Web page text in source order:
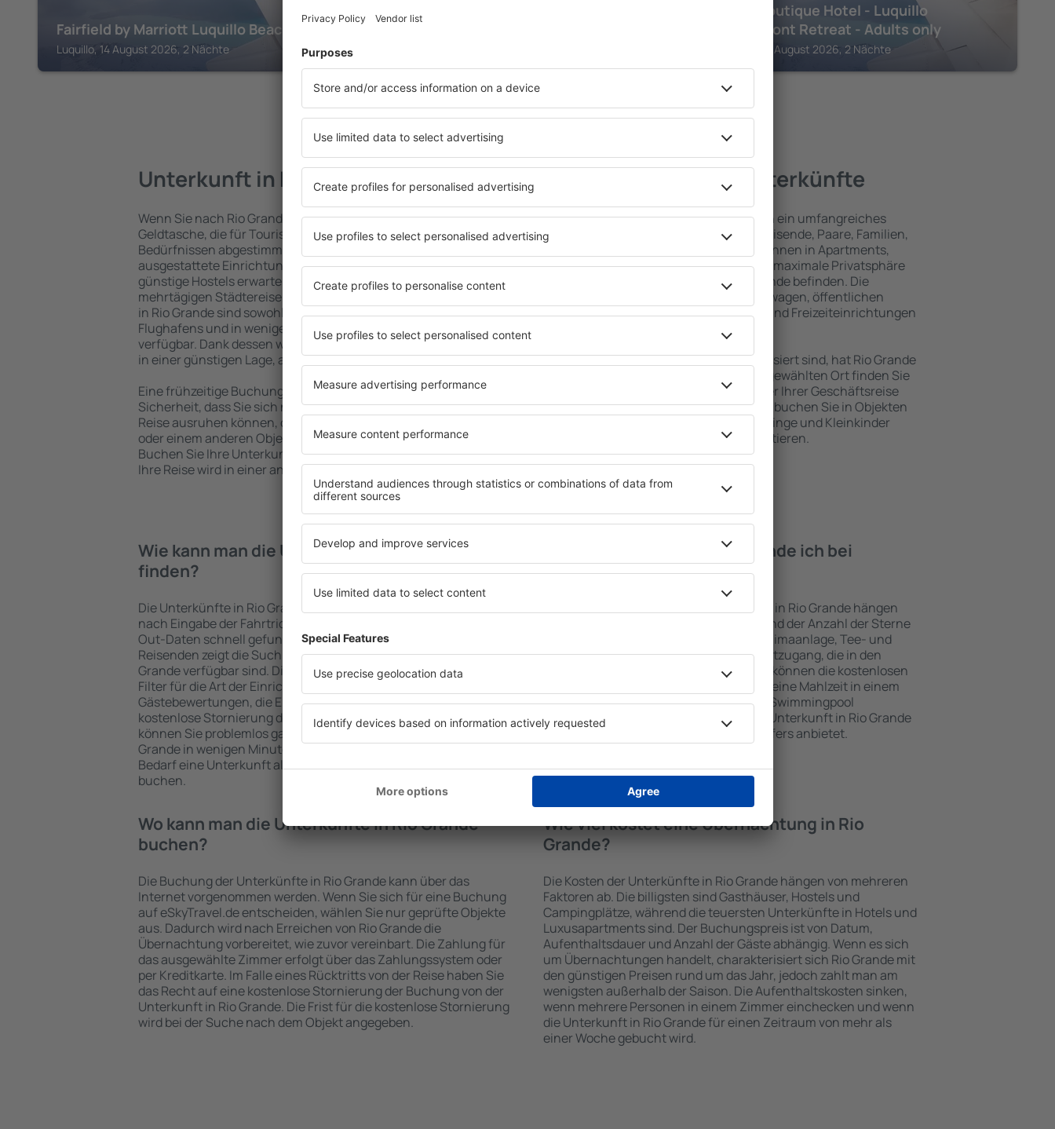
Fairfield by Marriott Luquillo Beach
Luquillo, 14 August 2026, 2 Nächte
Selva Boutique Hotel - Luquillo
Oceanfront Retreat - Adults only
Luquillo, 14 August 2026, 2 Nächte
Mehr Angebote prüfen in Rio Grande
Unterkunft in Rio Grande
Wenn Sie nach Rio Grande reisen, finden Sie Unterkünfte für jede
Geldtasche, die für Touristen mit unterschiedlichen
Bedürfnissen abgestimmt sind. Geräumige und komfortabel
ausgestattete Einrichtungen mit vielen Annehmlichkeiten und
günstige Hostels erwarten die Besucher, wo sie während einer
mehrtägigen Städtereise übernachten können. Die Unterkünfte
in Rio Grande sind sowohl im Zentrum als auch in der Nähe des
Flughafens und in weniger beliebten Stadtteilen oder Regionen
verfügbar. Dank dessen wählen Sie eine Unterkunft in Rio Grande
in einer günstigen Lage, abhängig von Ihren weiteren Vorhaben.
Eine frühzeitige Buchung der Unterkunft in Rio Grande gibt die
Sicherheit, dass Sie sich nach dem Erreichen des Ziels nach der
Reise ausruhen können, ohne nach einem Hotel, einer Wohnung
oder einem anderen Objekt für Reisende suchen zu müssen.
Buchen Sie Ihre Unterkunft vor dem Besuch von Rio Grande und
Ihre Reise wird in einer angenehmeren Atmosphäre verlaufen.
Rio Grande – beste Unterkünfte
Die Unterkünfte in Rio Grande umfassen ein umfangreiches
Angebot von vielen Objekten für Alleinreisende, Paare, Familien,
Senioren und Gruppen. Die Besucher können in Apartments,
Hotels und Pensionen übernachten, die maximale Privatsphäre
bieten und sich im Zentrum von Rio Grande befinden. Die
Annehmlichkeiten wie die Nähe zu Mietwagen, öffentlichen
Verkehrsmitteln, Geschäften, Service- und Freizeiteinrichtungen
Wenn Sie an Luxusunterkünften interessiert sind, hat Rio Grande
ein breites Angebot für Sie. An dem ausgewählten Ort finden Sie
alles, was Sie während Ihres Urlaubs oder Ihrer Geschäftsreise
benötigen. Die Unterkunft in Rio Grande buchen Sie in Objekten
mit Einrichtungen für Behinderte, Säuglinge und Kleinkinder
sowie für Reisende zusammen mit Haustieren.
Wie kann man die Unterkünfte in Rio Grande
finden?
Die Unterkünfte in Rio Grande werden von der Suchmaschine
nach Eingabe der Fahrtrichtung und der Check-In- und Check-
Out-Daten schnell gefunden. Nach Auswahl der Anzahl der
Reisenden zeigt die Suchmaschine an, welche Unterkünfte in Rio
Grande verfügbar sind. Die Auswahl der Unterkunft wird durch
Filter für die Art der Einrichtung und die Anzahl der Sterne, die
Gästebewertungen, die Entfernung zum Zentrum und die
kostenlose Stornierung der Buchung erleichtert. Dadurch
können Sie problemlos ganz einfach eine Unterkunft in Rio
Grande in wenigen Minuten auswählen. Sie können je nach
Bedarf eine Unterkunft alleine oder zusammen mit dem Flug
buchen.
Welche Annehmlichkeiten finde ich bei
Unterkünften in Rio Grande?
Die Annehmlichkeiten bei Unterkünften in Rio Grande hängen
von der Art des ausgewählten Objekts und der Anzahl der Sterne
ab. Gäste nutzen Küchenzeile, Balkon, Klimaanlage, Tee- und
Kaffeezubehör, Handtücher und Internetzugang, die in den
Unterkünften verfügbar sind. Besucher können die kostenlosen
Parkplätze an der Unterkunft benutzen, eine Mahlzeit in einem
Restaurant bestellen oder ein Hotel mit Swimmingpool
auswählen. Sie können zusätzlich eine Unterkunft in Rio Grande
buchen, die den Gästen Flughafentransfers anbietet.
Wo kann man die Unterkünfte in Rio Grande
buchen?
Die Buchung der Unterkünfte in Rio Grande kann über das
Internet vorgenommen werden. Wenn Sie sich für eine Buchung
auf eSkyTravel.de entscheiden, wählen Sie nur geprüfte Objekte
aus. Dadurch wird nach Erreichen von Rio Grande die
Übernachtung vorbereitet, wie zuvor vereinbart. Die Zahlung für
das ausgewählte Zimmer erfolgt über das Zahlungssystem oder
per Kreditkarte. Im Falle eines Rücktritts von der Reise haben Sie
das Recht auf eine kostenlose Stornierung der Buchung von der
Unterkunft in Rio Grande. Die Frist für die kostenlose Stornierung
wird bei der Suche nach dem Objekt angegeben.
Wie viel kostet eine Übernachtung in Rio
Grande?
Die Kosten der Unterkünfte in Rio Grande hängen von mehreren
Faktoren ab. Die billigsten sind Gasthäuser, Hostels und
Campingplätze, während die teuersten Unterkünfte in Hotels und
Luxusapartments sind. Der Buchungspreis ist von Datum,
Aufenthaltsdauer und Anzahl der Gäste abhängig. Wenn es sich
um Übernachtungen handelt, charakterisiert sich Rio Grande mit
den günstigen Preisen rund um das Jahr, jedoch zahlt man am
wenigsten außerhalb der Saison. Die Aufenthaltskosten sinken,
wenn mehrere Personen in einem Zimmer einchecken und wenn
die Unterkunft in Rio Grande für einen Zeitraum von mehr als
einer Woche gebucht wird.